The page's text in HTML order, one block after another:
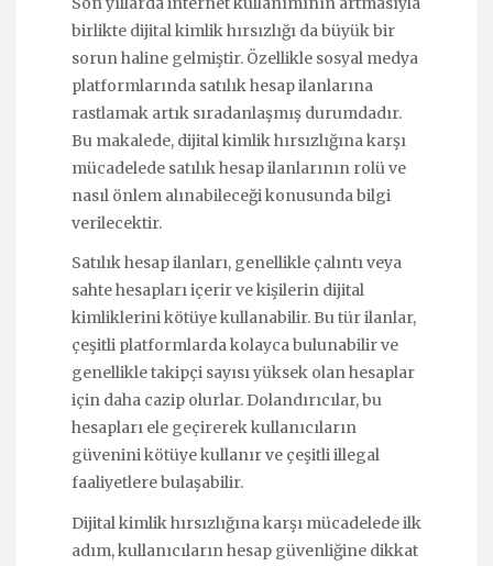
birlikte dijital kimlik hırsızlığı da büyük bir
sorun haline gelmiştir. Özellikle sosyal medya
platformlarında satılık hesap ilanlarına
rastlamak artık sıradanlaşmış durumdadır.
Bu makalede, dijital kimlik hırsızlığına karşı
mücadelede satılık hesap ilanlarının rolü ve
nasıl önlem alınabileceği konusunda bilgi
verilecektir.
Satılık hesap ilanları, genellikle çalıntı veya
sahte hesapları içerir ve kişilerin dijital
kimliklerini kötüye kullanabilir. Bu tür ilanlar,
çeşitli platformlarda kolayca bulunabilir ve
genellikle takipçi sayısı yüksek olan hesaplar
için daha cazip olurlar. Dolandırıcılar, bu
hesapları ele geçirerek kullanıcıların
güvenini kötüye kullanır ve çeşitli illegal
faaliyetlere bulaşabilir.
Dijital kimlik hırsızlığına karşı mücadelede ilk
adım, kullanıcıların hesap güvenliğine dikkat